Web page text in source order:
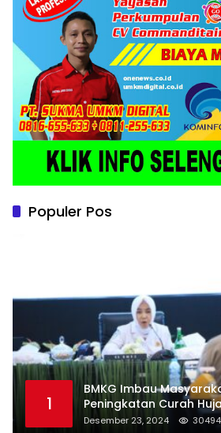
Populer Pos
1
BMKG Imbau
Peningkatan Curah
Natal dan Tahun Baru
Desember 23, 2024 30494